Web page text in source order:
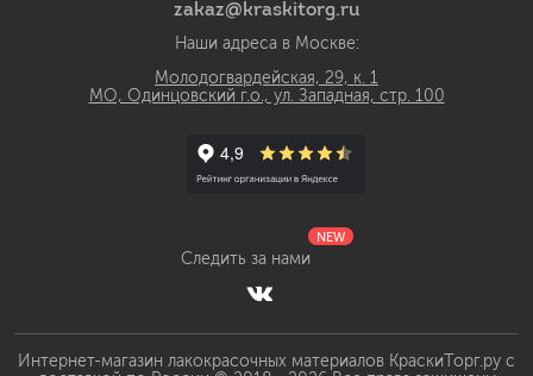
zakaz@kraskitorg.ru
Наши адреса в Москве:
Молодогвардейская, 29, к. 1
МО, Одинцовский г.о., ул. Западная, стр. 100
Следить за нами
NEW
Интернет-магазин лакокрасочных материалов КраскиТорг.ру с